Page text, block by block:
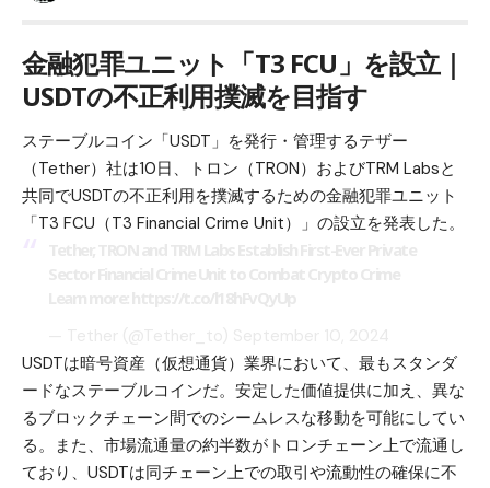
金融犯罪ユニット「T3 FCU」を設立｜
USDTの不正利用撲滅を目指す
ステーブルコイン「USDT」を発行・管理するテザー
（Tether）社は10日、トロン（TRON）およびTRM Labsと
共同でUSDTの不正利用を撲滅するための金融犯罪ユニット
「T3 FCU（T3 Financial Crime Unit）」の設立を発表した。
USDTは暗号資産（仮想通貨）業界において、最もスタンダ
ードなステーブルコインだ。安定した価値提供に加え、異な
るブロックチェーン間でのシームレスな移動を可能にしてい
る。また、市場流通量の約半数がトロンチェーン上で流通し
ており、USDTは同チェーン上での取引や流動性の確保に不